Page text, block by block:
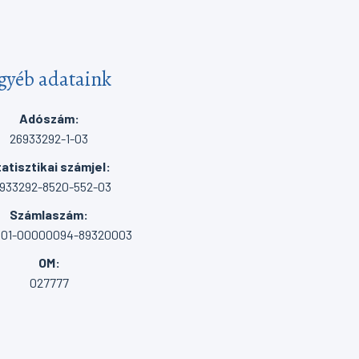
adataink
Adószám:
26933292-1-03
számjel:
8520-552-03
Számlaszám:
00000094-89320003
OM:
027777